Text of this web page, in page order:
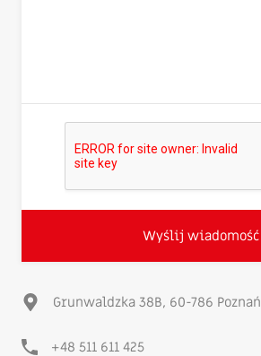
Grunwaldzka 38B, 60-786 Poznań
+48 511 611 425